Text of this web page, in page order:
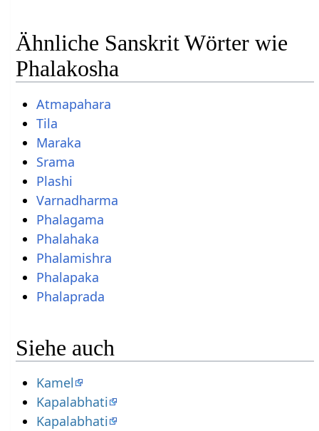
Ähnliche Sanskrit Wörter wie
Phalakosha
Atmapahara
Tila
Maraka
Srama
Plashi
Varnadharma
Phalagama
Phalahaka
Phalamishra
Phalapaka
Phalaprada
Siehe auch
Kamel
Kapalabhati
Kapalabhati